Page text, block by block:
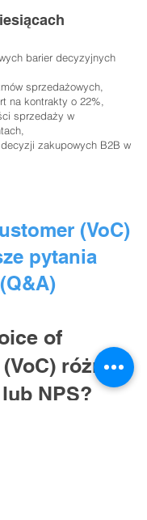
barier decyzyjnych
sprzedażowych,
na kontrakty o 22%,
sprzedaży w
zakupowych B2B w
(VoC)
pytania
of
różni
NPS?